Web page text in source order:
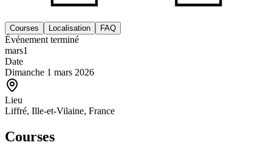
Courses Localisation FAQ
Événement terminé
mars1
Date
Dimanche 1 mars 2026
Lieu
Liffré, Ille-et-Vilaine, France
Courses